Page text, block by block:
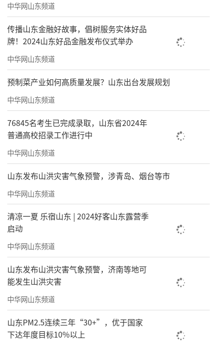
中华网山东频道
传播山东金融好故事，倡树服务实体好品
牌！2024山东好品金融发布仪式举办
中华网山东频道
预制菜产业如何高质量发展？山东出台发展规划
中华网山东频道
76845名考生已完成录取，山东省2024年
普通高校招录工作进行中
中华网山东频道
山东发布山洪灾害气象预警，涉青岛、烟台等市
中华网山东频道
清凉一夏 乐宿山东 | 2024好客山东露营季
启动
中华网山东频道
山东发布山洪灾害气象预警，济南等地可
能发生山洪灾害
中华网山东频道
山东PM2.5连续三年“30+”，优于国家
下达年度目标10%以上